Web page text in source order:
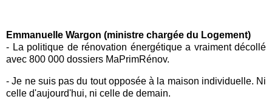
Emmanuelle Wargon (ministre chargée du Logement)
- La politique de rénovation énergétique a vraiment décollé
avec 800 000 dossiers MaPrimRénov.
- Je ne suis pas du tout opposée à la maison individuelle. Ni
celle d'aujourd'hui, ni celle de demain.